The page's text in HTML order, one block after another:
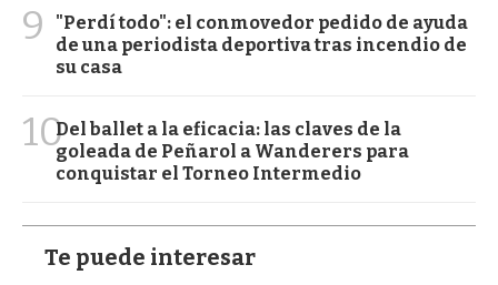
9
"Perdí todo": el conmovedor pedido de ayuda
de una periodista deportiva tras incendio de
su casa
10Del ballet a la eficacia: las claves de la
goleada de Peñarol a Wanderers para
conquistar el Torneo Intermedio
Te puede interesar